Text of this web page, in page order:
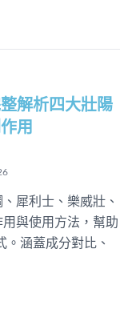
解析四大壯陽
用
犀利士、樂威壯、
與使用方法，幫助
。涵蓋成分對比、